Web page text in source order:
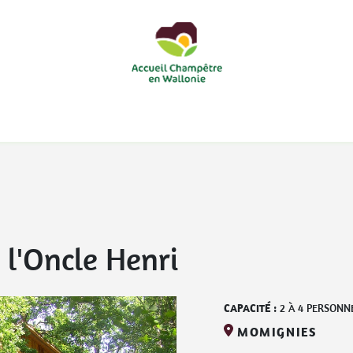
l'Oncle Henri
CAPACITÉ : 2 À4
MOMIGNIES